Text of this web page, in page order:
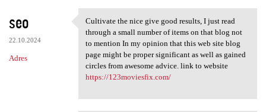
seo
22.10.2024
Adres
Cultivate the nice give good
Cultivate the nice give good results, I just read
through a small number of items on that blog not
to mention In my opinion that this web site blog
page might be proper significant as well as gained
circles from awesome advice. link to website
https://123moviesfix.com/